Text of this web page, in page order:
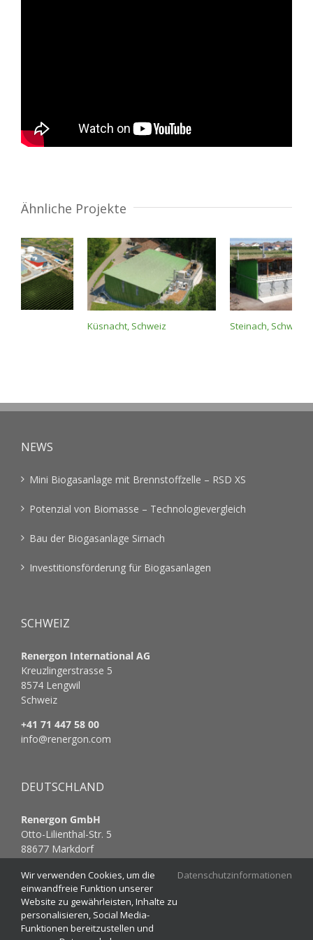
Ähnliche Projekte
Küsnacht, Schweiz Steinach, Schweiz
NEWS
Mini Biogasanlage mit Brennstoffzelle – RSD XS
Potenzial von Biomasse – Technologievergleich
Bau der Biogasanlage Sirnach
Investitionsförderung für Biogasanlagen
SCHWEIZ
Renergon International AG
Kreuzlingerstrasse 5
8574 Lengwil
Schweiz
+41 71 447 58 00
info@renergon.com
DEUTSCHLAND
Renergon GmbH
Otto-Lilienthal-Str. 5
88677 Markdorf
+49 7544 9626 929
info@renergon.com
Wir verwenden Cookies, um die
einwandfreie Funktion unserer
Website zu gewährleisten, Inhalte zu
personalisieren, Social Media-
Funktionen bereitzustellen und
Datenschutzinformationen